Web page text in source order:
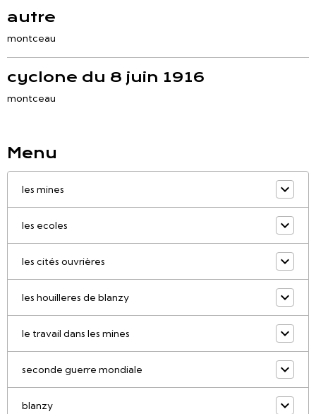
autre
montceau
cyclone du 8 juin 1916
montceau
Menu
les mines
les ecoles
les cités ouvrières
les houilleres de blanzy
le travail dans les mines
seconde guerre mondiale
blanzy